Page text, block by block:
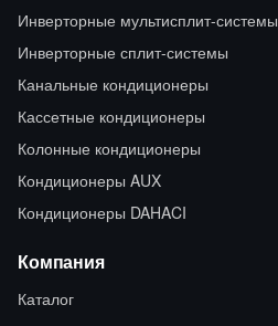
Инверторные мультисплит-системы
Инверторные сплит-системы
Канальные кондиционеры
Кассетные кондиционеры
Колонные кондиционеры
Кондиционеры AUX
Кондиционеры DAHACI
Компания
Каталог